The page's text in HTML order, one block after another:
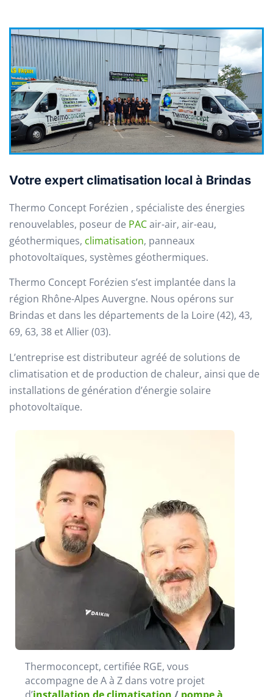
Votre expert climatisation local à Brindas
Thermo Concept Forézien , spécialiste des énergies
renouvelables, poseur de PACair-air, air-eau,
géothermiques, climatisation, panneaux
photovoltaïques, systèmes géothermiques.
Thermo Concept Forézien s’est implantée dans la
région Rhône-Alpes Auvergne. Nous opérons sur
Brindas et dans les départements de la Loire (42), 43,
69, 63, 38 et Allier (03).
L’entreprise est distributeur agréé de solutions de
climatisation et de production de chaleur, ainsi que de
installations de génération d’énergie solaire
photovoltaïque.
Thermoconcept, certifiée RGE, vous
accompagne de A à Z dans votre projet